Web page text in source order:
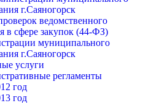
г.Саяногорск
ведомственного
в сфере закупок (44-ФЗ)
муниципального
г.Саяногорск
услуги
регламенты
год
год